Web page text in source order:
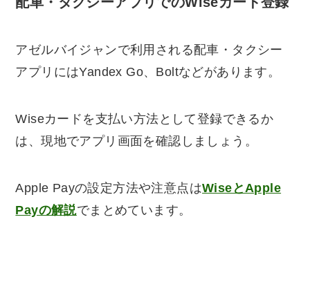
アゼルバイジャンで利用される配車・タクシー
アプリにはYandex Go、Boltなどがあります。
Wiseカードを支払い方法として登録できるか
は、現地でアプリ画面を確認しましょう。
Apple Payの設定方法や注意点はWiseとApple
Payの解説でまとめています。